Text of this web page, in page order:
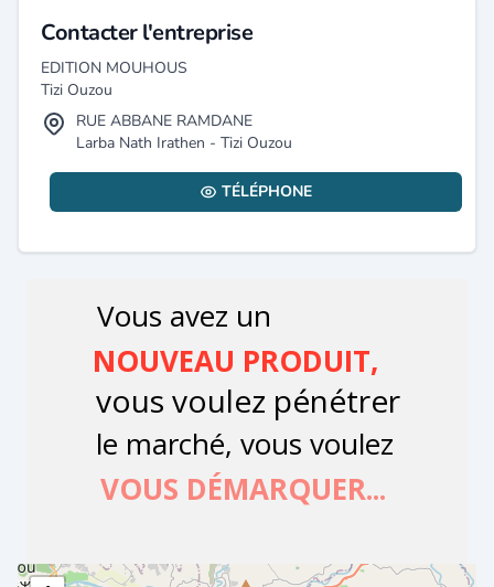
Contacter l'entreprise
EDITION MOUHOUS
Tizi Ouzou
RUE ABBANE RAMDANE
Larba Nath Irathen - Tizi Ouzou
TÉLÉPHONE